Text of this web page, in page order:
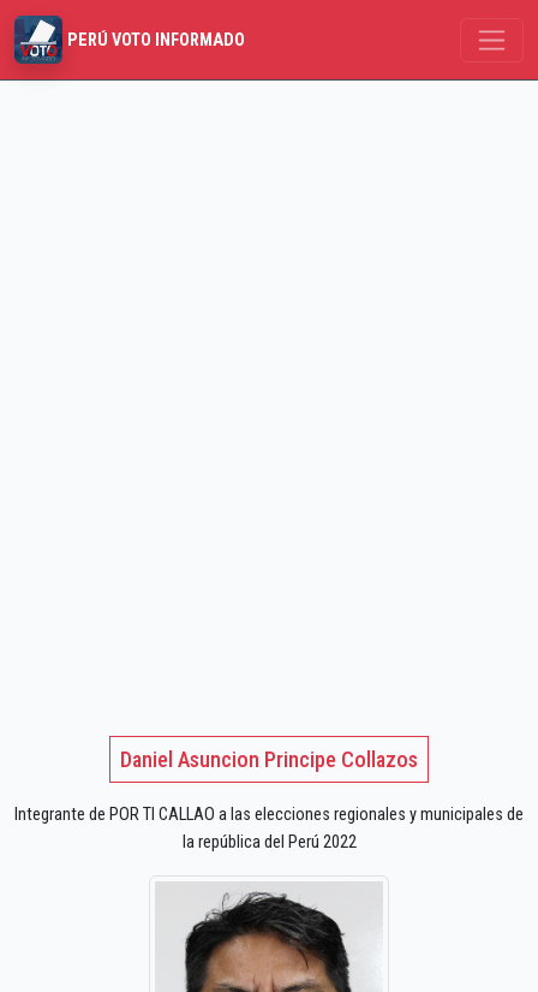
PERÚ VOTO INFORMADO
Daniel Asuncion Principe Collazos
Integrante de POR TI CALLAO a las elecciones regionales y municipales de
la república del Perú 2022